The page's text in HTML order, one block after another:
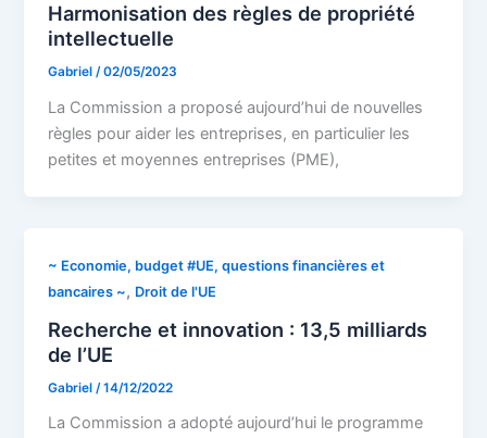
Harmonisation des règles de propriété
intellectuelle
Gabriel/02/05/2023
La Commission a proposé aujourd’hui de nouvelles
règles pour aider les entreprises, en particulier les
petites et moyennes entreprises (PME),
~ Economie, budget #UE, questions financières et
bancaires ~, Droit de l'UE
Recherche et innovation : 13,5 milliards
de l’UE
Gabriel /14/12/2022
La Commission a adopté aujourd’hui le programme